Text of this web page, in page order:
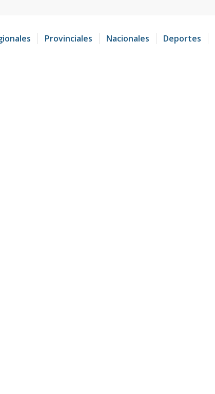
Provinciales Nacionales Deportes